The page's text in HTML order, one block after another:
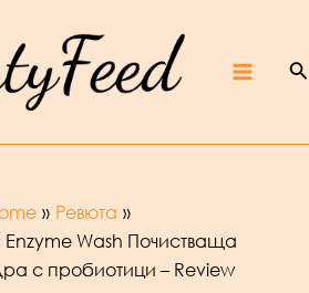
Menu
Ревюта
Enzyme Wash Почистваща
с пробиотици – Review